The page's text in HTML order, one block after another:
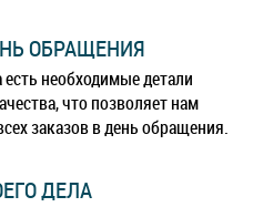
ОБРАЩЕНИЯ
есть необходимые детали
что позволяет нам
заказов в день обращения.
ДЕЛА